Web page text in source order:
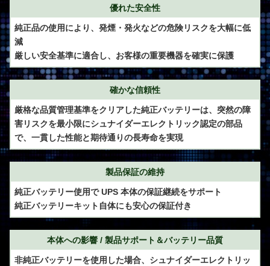
優れた安全性
純正品の使用により、発煙・発火などの危険リスクを大幅に低
減
厳しい安全基準に適合し、お客様の重要機器を確実に保護
確かな信頼性
厳格な品質管理基準をクリアした純正バッテリーは、突然の障
害リスクを最小限にシュナイダーエレクトリック認定の部品
で、一貫した性能と期待通りの長寿命を実現
製品保証の維持
純正バッテリー使用で UPS 本体の保証継続をサポート
純正バッテリーキット自体にも安心の保証付き
本体への影響 / 製品サポート＆バッテリー品質
非純正バッテリーを使用した場合、シュナイダーエレクトリッ